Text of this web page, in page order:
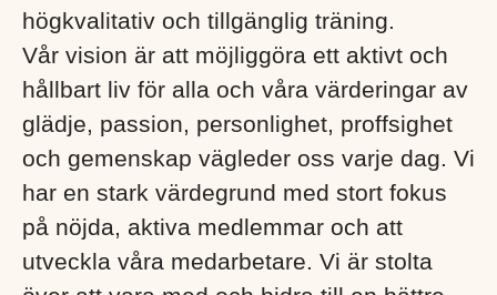
högkvalitativ och tillgänglig träning.
Vår vision är att möjliggöra ett aktivt och
hållbart liv för alla och våra värderingar av
glädje, passion, personlighet, proffsighet
och gemenskap vägleder oss varje dag. Vi
har en stark värdegrund med stort fokus
på nöjda, aktiva medlemmar och att
utveckla våra medarbetare. Vi är stolta